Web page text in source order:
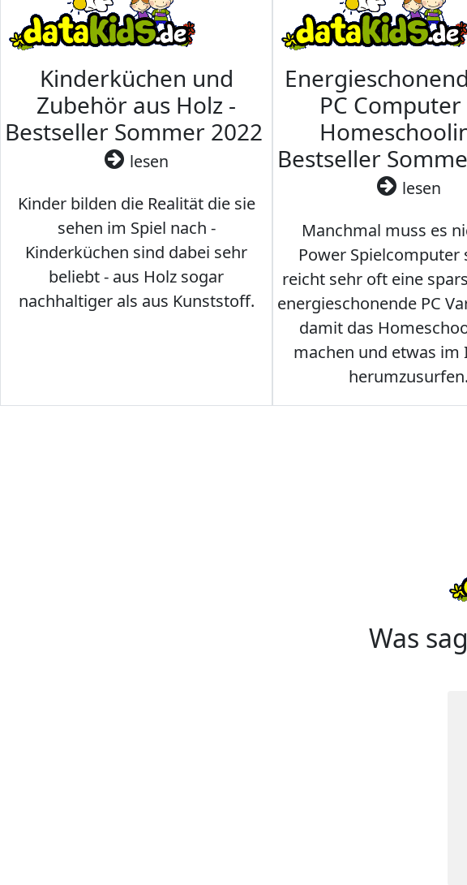
Kinderküchen und
Zubehör aus Holz -
Bestseller Sommer 2022
lesen
Kinder bilden die Realität die sie
sehen im Spiel nach -
Kinderküchen sind dabei sehr
beliebt - aus Holz sogar
nachhaltiger als aus Kunststoff.
PC
Bestseller
lesen
Manchmal muss es
Power Spielcomputer
reicht sehr oft eine
energieschonende PC
damit das
machen und etwas im
herumzusurfen.
Was